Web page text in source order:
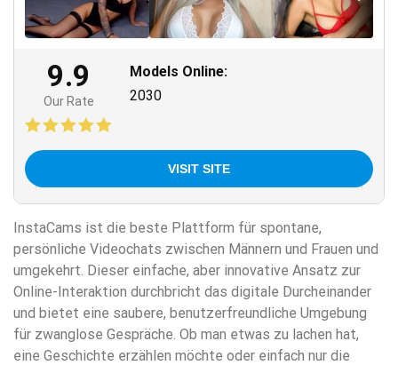
Models Online:
2030
9.9
Our Rate
VISIT SITE
InstaCams ist die beste Plattform für spontane,
persönliche Videochats zwischen Männern und Frauen und
umgekehrt. Dieser einfache, aber innovative Ansatz zur
Online-Interaktion durchbricht das digitale Durcheinander
und bietet eine saubere, benutzerfreundliche Umgebung
für zwanglose Gespräche. Ob man etwas zu lachen hat,
eine Geschichte erzählen möchte oder einfach nur die